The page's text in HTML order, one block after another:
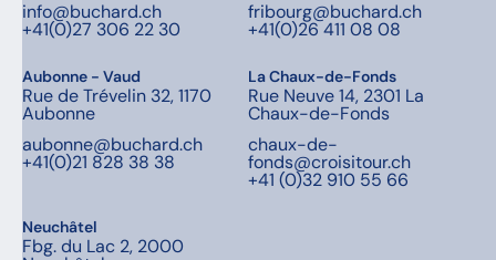
info@buchard.ch
+41(0)27 306 22 30
fribourg@buchard.ch
+41(0)26 411 08 08
Aubonne - Vaud
Rue de Trévelin 32, 1170
Aubonne
aubonne@buchard.ch
+41(0)21 828 38 38
La Chaux-de-Fonds
Rue Neuve 14, 2301 La
Chaux-de-Fonds
chaux-de-
fonds@croisitour.ch
+41 (0)32 910 55 66
Neuchâtel
Fbg. du Lac 2, 2000